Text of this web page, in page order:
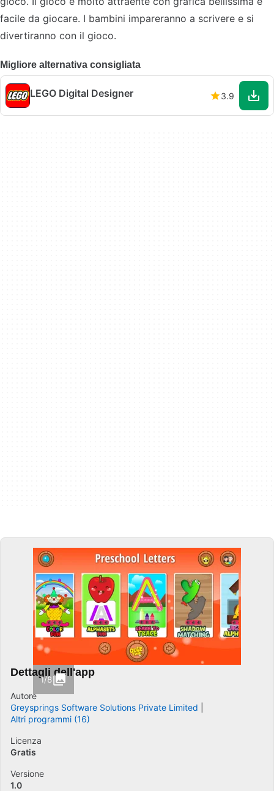
facile da giocare. I bambini impareranno a scrivere e si
divertiranno con il gioco.
Migliore alternativa consigliata
LEGO Digital Designer 3.9
1/8
Dettagli dell'app
Autore
Greysprings Software Solutions Private Limited
Altri programmi (16)
Licenza
Gratis
Versione
1.0